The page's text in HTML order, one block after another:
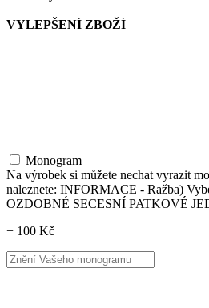
VYLEPŠENÍ ZBOŽÍ
Monogram
Na výrobek si můžete nechat vyrazit
naleznete: INFORMACE - Ražba)
OZDOBNÉ SECESNÍ PATKOVÉ
+ 100 Kč